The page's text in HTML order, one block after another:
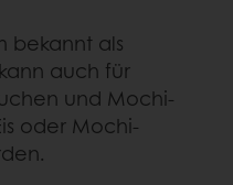
bekannt als
auch für
und Mochi-
oder Mochi-